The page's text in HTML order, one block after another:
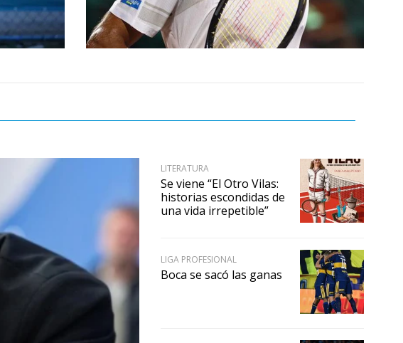
LITERATURA
Se viene “El Otro Vilas:
historias escondidas de
una vida irrepetible”
LIGA PROFESIONAL
Boca se sacó las ganas